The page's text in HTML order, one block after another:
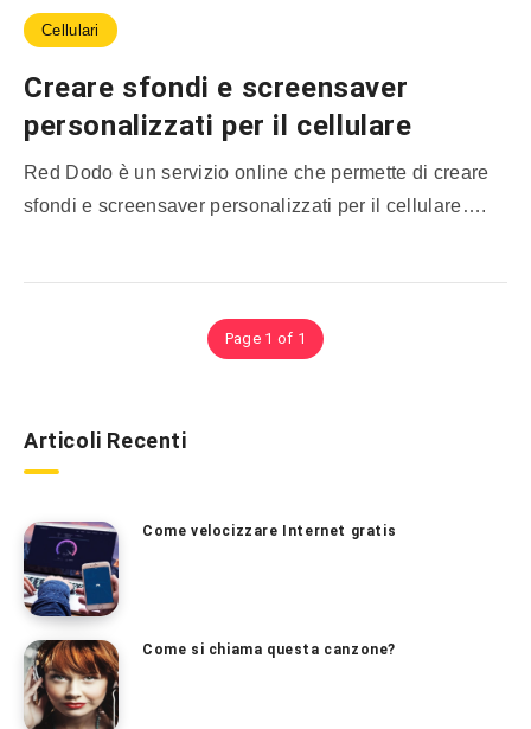
Cellulari
Creare sfondi e screensaver
personalizzati per il cellulare
Red Dodo è un servizio online che permette di creare
sfondi e screensaver personalizzati per il cellulare….
Page 1 of 1
Articoli Recenti
Come velocizzare Internet gratis
Come si chiama questa canzone?